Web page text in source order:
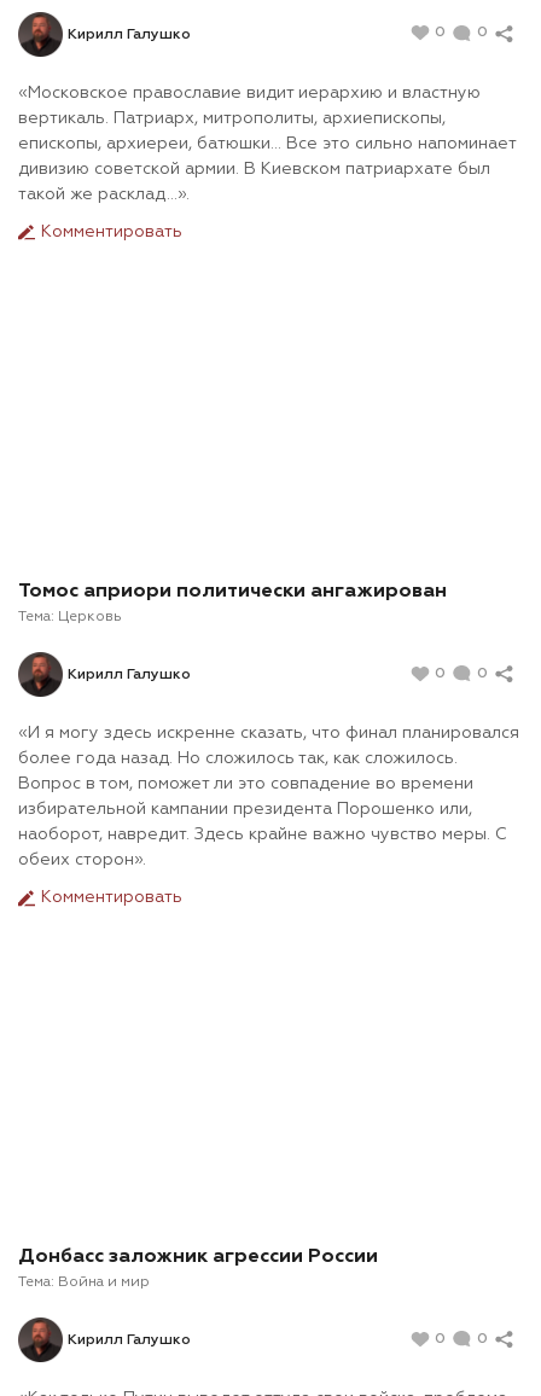
Кирилл Галушко 0 0
«Московское православие видит иерархию и властную
вертикаль. Патриарх, митрополиты, архиепископы,
епископы, архиереи, батюшки… Все это сильно напоминает
дивизию советской армии. В Киевском патриархате был
такой же расклад…».
Комментировать
Томос априори политически ангажирован
Тема: Церковь
Кирилл Галушко 0 0
«И я могу здесь искренне сказать, что финал планировался
более года назад. Но сложилось так, как сложилось.
Вопрос в том, поможет ли это совпадение во времени
избирательной кампании президента Порошенко или,
наоборот, навредит. Здесь крайне важно чувство меры. С
обеих сторон».
Комментировать
Донбасс заложник агрессии России
Тема: Война и мир
Кирилл Галушко 0 0